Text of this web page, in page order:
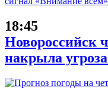
18:45
Новороссийск
накрыла